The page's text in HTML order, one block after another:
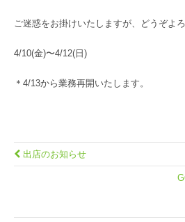
ご迷惑をお掛けいたしますが、どうぞよ
4/10(金)〜4/12(日)
＊4/13から業務再開いたします。
出店のお知らせ